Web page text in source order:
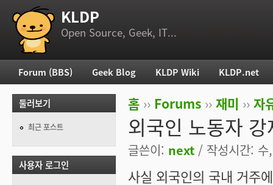
부 메뉴 KLDP
Open Source, Geek, IT...
현재 위치
홈 ›› Forums ›› 재미 ›› 자
외국인 노동자
글쓴이: next / 작성시간:
사실 외국인의 국내 거주
주 메뉴
Forum (BBS) Geek Blog KLDP Wiki KLDP.net
둘러보기
최근 포스트
사용자 로그인